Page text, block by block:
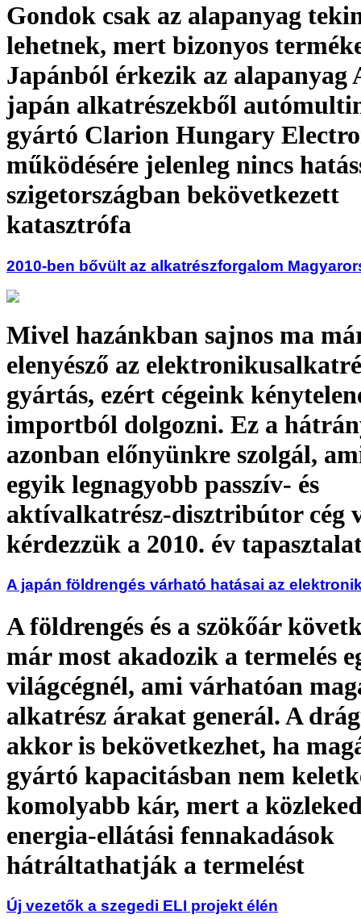
Gondok csak az alapanyag
lehetnek, mert bizonyos
Japánból érkezik az alapanyag
japán alkatrészekből
gyártó Clarion Hungary
működésére jelenleg nincs
szigetországban bekövetkezett
katasztrófa
2010-ben bővült az alkatrészforgalom
Mivel hazánkban sajnos ma
elenyésző az
gyártás, ezért cégeink
importból dolgozni. Ez a
azonban előnyünkre szolgál,
egyik legnagyobb passzív- és
aktívalkatrész-disztribútor cég
kérdezzük a 2010. év
A japán földrengés várható hatásai az
A földrengés és a szökőár
már most akadozik a termelés
világcégnél, ami várhatóan
alkatrész árakat generál. A
akkor is bekövetkezhet, ha
gyártó kapacitásban nem
komolyabb kár, mert a
energia-ellátási fennakadások
hátráltathatják a termelést
Új vezetők a szegedi ELI projekt élén